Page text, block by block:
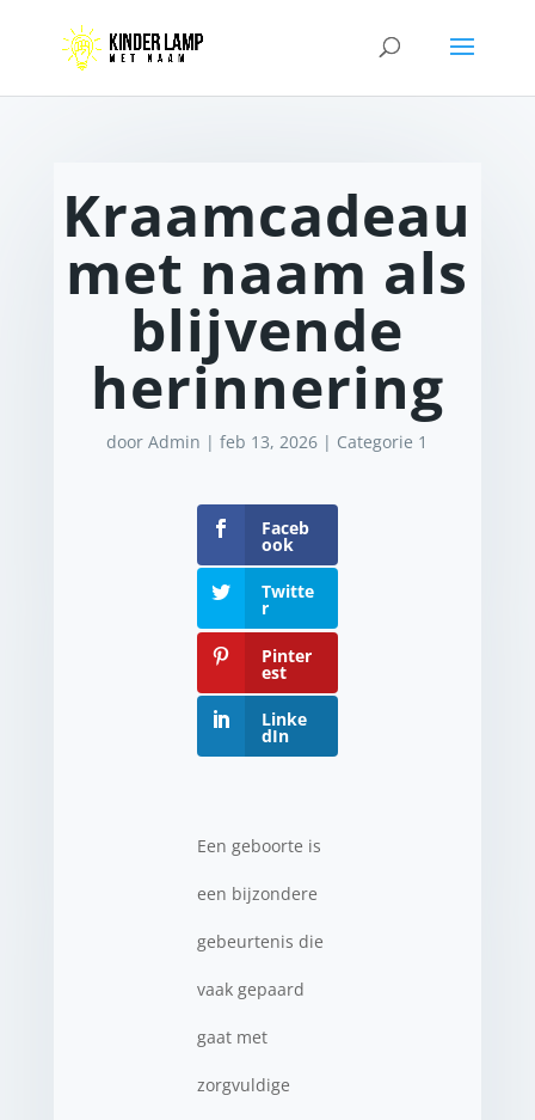
Kraamcadeau
met naam als
blijvende
herinnering
doorAdmin |feb 13, 2026 | Categorie 1
Faceb
ook
Twitte
r
Pinter
est
Linke
dIn
Een geboorte is
een bijzondere
gebeurtenis die
vaak gepaard
gaat met
zorgvuldige